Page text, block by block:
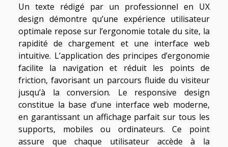
Un texte rédigé par un professionnel en UX
design démontre qu’une expérience utilisateur
optimale repose sur l’ergonomie totale du site, la
rapidité de chargement et une interface web
intuitive. L’application des principes d’ergonomie
facilite la navigation et réduit les points de
friction, favorisant un parcours fluide du visiteur
jusqu’à la conversion. Le responsive design
constitue la base d’une interface web moderne,
en garantissant un affichage parfait sur tous les
supports, mobiles ou ordinateurs. Ce point
assure que chaque utilisateur accède à la